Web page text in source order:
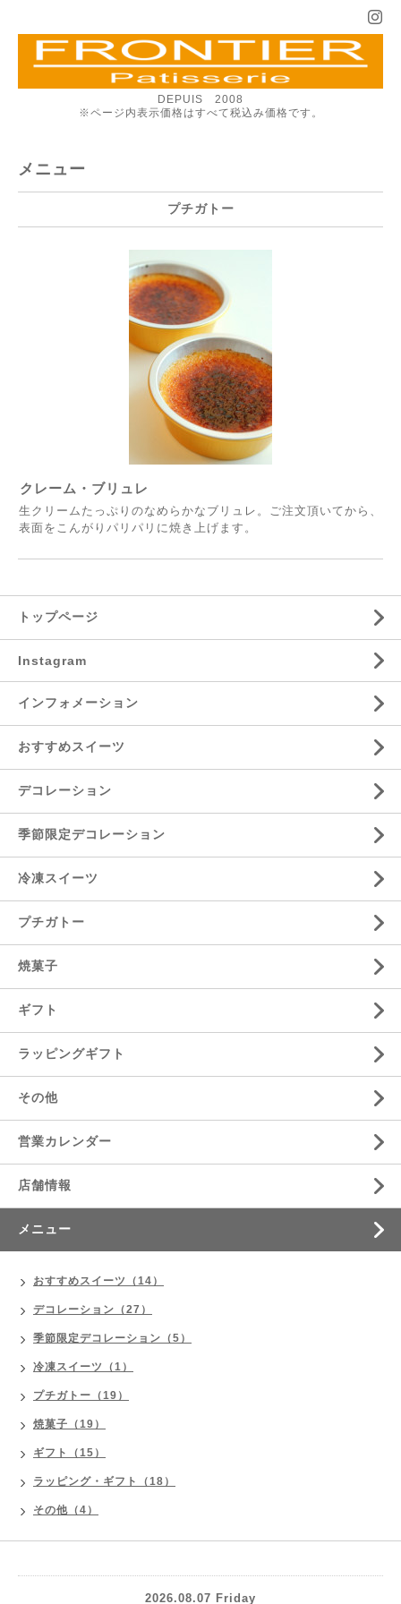
DEPUIS 2008
※ページ内表示価格はすべて税込み価格です。
メニュー
プチガトー
クレーム・ブリュレ
生クリームたっぷりのなめらかなブリュレ。ご注文頂いてから、
表面をこんがりパリパリに焼き上げます。
トップページ
Instagram
インフォメーション
おすすめスイーツ
デコレーション
季節限定デコレーション
冷凍スイーツ
プチガトー
焼菓子
ギフト
ラッピングギフト
その他
営業カレンダー
店舗情報
メニュー
おすすめスイーツ（14）
デコレーション（27）
季節限定デコレーション（5）
冷凍スイーツ（1）
プチガトー（19）
焼菓子（19）
ギフト（15）
ラッピング・ギフト（18）
その他（4）
2026.08.07 Friday